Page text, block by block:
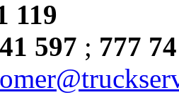
119
597 ; 777